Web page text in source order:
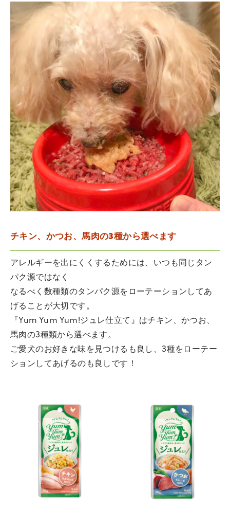
チキン、かつお、馬肉の3種から選べます
アレルギーを出にくくするためには、いつも同じタン
パク源ではなく
なるべく数種類のタンパク源をローテーションしてあ
げることが大切です。
『Yum Yum Yum!ジュレ仕立て』はチキン、かつお、
馬肉の3種類から選べます。
ご愛犬のお好きな味を見つけるも良し、3種をローテー
ションしてあげるのも良しです！